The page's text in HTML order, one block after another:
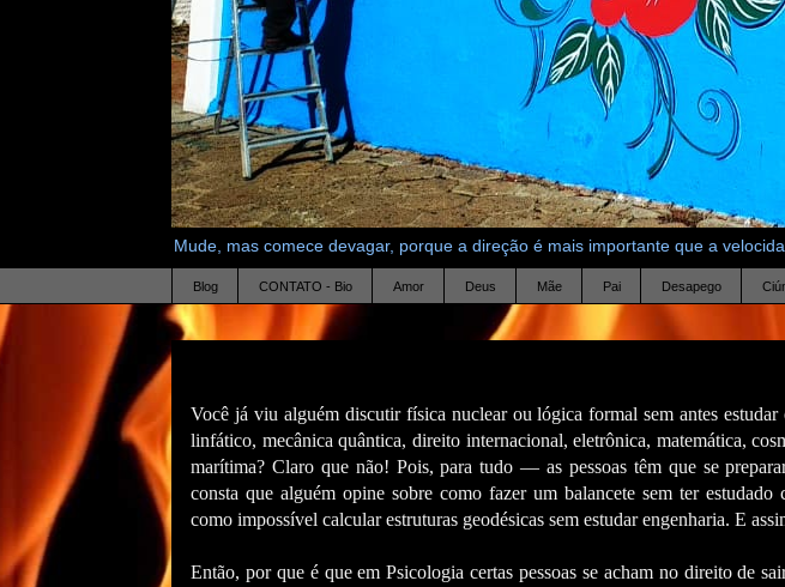
Mude, mas comece devagar, porque a direção é mais importante que a
Blog CONTATO - Bio Amor Deus Mãe Pai Desapego
Você já viu alguém discutir física nuclear ou lógica formal sem antes estudar
linfático, mecânica quântica, direito internacional, eletrônica, matemática,
marítima? Claro que não! Pois, para tudo — as pessoas têm que se
consta que alguém opine sobre como fazer um balancete sem ter estudado
como impossível calcular estruturas geodésicas sem estudar engenharia. E
Então, por que é que em Psicologia certas pessoas se acham no direito de